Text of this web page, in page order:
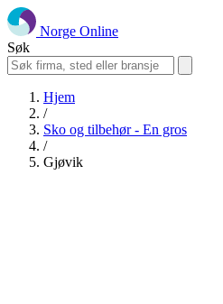
Norge Online
Søk
Hjem
/
Sko og tilbehør - En gros
/
Gjøvik